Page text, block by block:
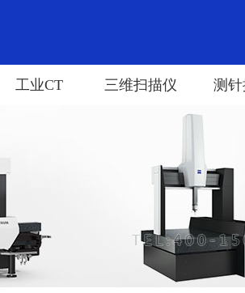
工业CT 三维扫描仪 测